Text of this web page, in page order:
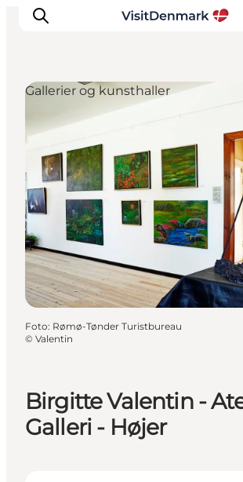
Inspiration
Destinationer
Oplevelser
Overnatning
Planlæg ferien
Birgitte Valentin -
Galleri - Højer
Gallerier og kunsthaller
Foto: Rømø-Tønder Turistbureau
© Valentin